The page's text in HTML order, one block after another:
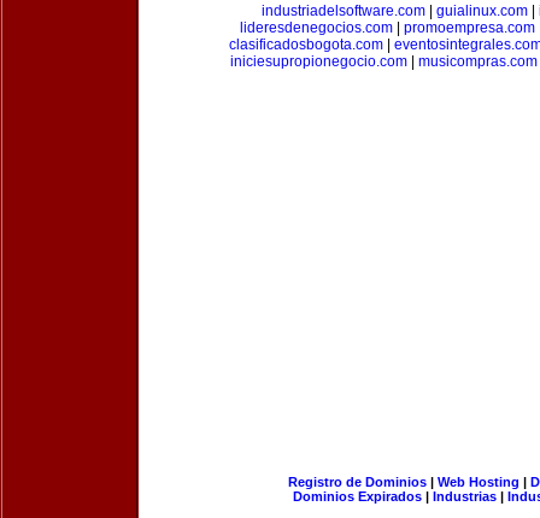
industriadelsoftware.com| guialinux.com|
lideresdenegocios.com
promoempresa.com
clasificadosbogota.com
iniciesupropionegocio.com
musicompras.com
Registro de Dominios| Web Hosting |
Dominios Expirados | Industrias |